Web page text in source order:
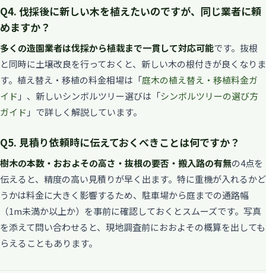
Q4. 伐採後に新しい木を植えたいのですが、同じ業者に頼
めますか？
多くの造園業者は伐採から植栽まで一貫して対応可能です。抜根
と同時に土壌改良を行っておくと、新しい木の根付きが良くなりま
す。植え替え・移植の料金相場は「庭木の植え替え・移植料金ガ
イド 」、新しいシンボルツリー選びは「シンボルツリーの選び方
ガイド 」で詳しく解説しています。
Q5. 見積り依頼時に伝えておくべきことは何ですか？
樹木の本数・おおよその高さ・抜根の要否・搬入路の有無の4点を
伝えると、精度の高い見積りが早く出ます。特に重機が入れるかど
うかは料金に大きく影響するため、駐車場から庭までの通路幅
（1m未満か以上か）を事前に確認しておくとスムーズです。写真
を添えて問い合わせると、現地調査前におおよその概算を出しても
らえることもあります。